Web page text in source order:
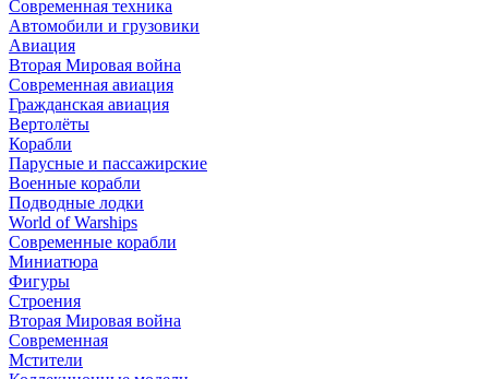
Современная техника
Автомобили и грузовики
Авиация
Вторая Мировая война
Современная авиация
Гражданская авиация
Вертолёты
Корабли
Парусные и пассажирские
Военные корабли
Подводные лодки
World of Warships
Современные корабли
Миниатюра
Фигуры
Строения
Вторая Мировая война
Современная
Мстители